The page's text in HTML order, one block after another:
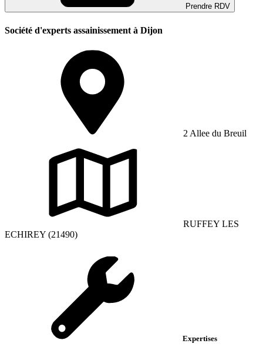
Prendre RDV
Société d'experts assainissement à Dijon
2 Allee du Breuil
RUFFEY LES
ECHIREY (21490)
Expertises